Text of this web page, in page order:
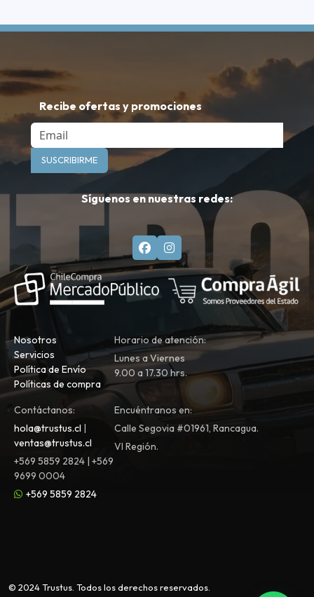
Recibe ofertas y promociones
Email
SUSCRIBIRME
Síguenos en nuestras redes:
Nosotros
Servicios
Política de Envío
Políticas de compra
Horario de atención:
Lunes a Viernes
9.00 a 17.30 hrs.
Contáctanos:
hola@trustus.cl |
ventas@trustus.cl
+569 5859 2824 | +569
9699 0004
+569 5859 2824
Encuéntranos en:
Calle Segovia #01961, Rancagua.
VI Región.
© 2024 Trustus. Todos los derechos reservados.